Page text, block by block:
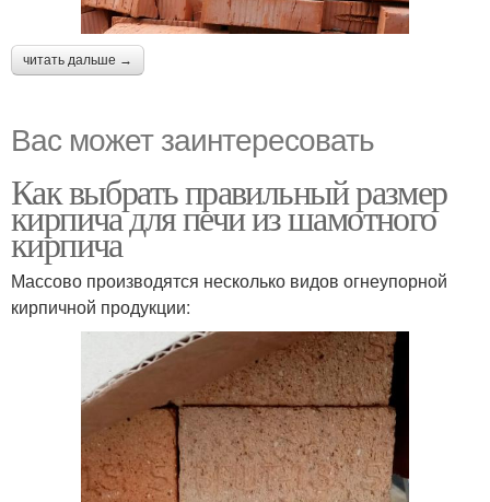
читать дальше →
Вас может заинтересовать
Как выбрать правильный размер
кирпича для печи из шамотного
кирпича
Массово производятся несколько видов огнеупорной
кирпичной продукции: